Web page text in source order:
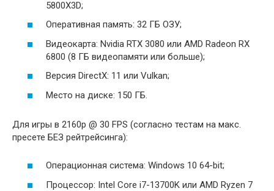
5800X3D;
Оперативная память: 32 ГБ ОЗУ;
Видеокарта: Nvidia RTX 3080 или AMD Radeon RX
6800 (8 ГБ видеопамяти или больше);
Версия DirectX: 11 или Vulkan;
Место на диске: 150 ГБ.
Для игры в 2160p @ 30 FPS (согласно тестам на макс.
пресете БЕЗ рейтрейсинга):
Операционная система: Windows 10 64-bit;
Процессор: Intel Core i7-13700K или AMD Ryzen 7